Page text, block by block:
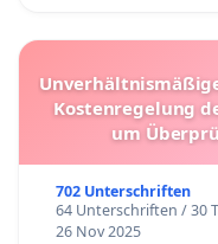
Katharina Christina
Christina Hurst-
Peter Klemm,
Theater
Regula Kunz
Kostenregelung
um
702 Unterschriften
64 Unterschriften / 30
26 Nov 2025